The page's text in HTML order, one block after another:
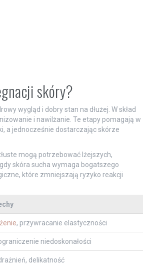
skóry?
wygląd i dobry stan na dłużej. W skład
i nawilżanie. Te etapy pomagają w
a jednocześnie dostarczając skórze
mogą potrzebować lżejszych,
skóra sucha wymaga bogatszego
które zmniejszają ryzyko reakcji
, przywracanie elastyczności
niedoskonałości
delikatność